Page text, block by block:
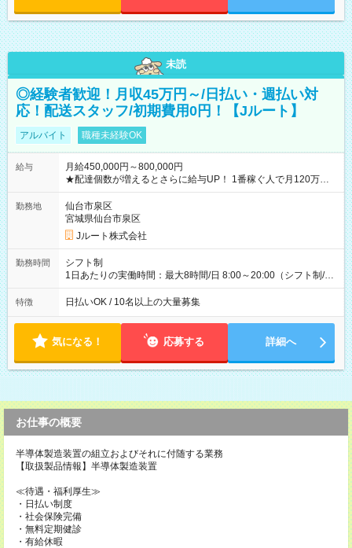
未読
◎経験者歓迎！月収45万円～/日払い・週払い対
応！配送スタッフ/初期費用0円！【Jルート】
アルバイト 職種未経験OK
給与
月給450,000円～800,000円
★配達個数が増えるとさらに給与UP！ 1番稼ぐ人で月120万ほ
ど！ ・主要都市エリア 月収55万円／週5日稼働 月収65万~112
万円／週6日稼働 ・地方郊外エリア 月収40万円／週5日稼働 月
収40万円~50万円／週6日稼働 ＜モデルイメージ＞ ■月収50万
円 (27歳男性/江東区在住)※元建築関係 1日150個配達×25日勤務
(日休み) ■月収80万円(43歳男性/墨田区在住)※元営業 1日200個
勤務地
仙台市泉区
宮城県仙台市泉区
Jルート株式会社
勤務時間
シフト制
1日あたりの実働時間：最大8時間/日 8:00～20:00（シフト制/実
働8時間） ※週5日勤務（場所次第では週4も有り） ※配達状況
によって時間外での勤務可能性有り ※案件により多少の前後あ
特徴 日払いOK / 10名以上の大量募集
気になる！ 応募する 詳細へ
お仕事の概要
半導体製造装置の組立およびそれに付随する業務
【取扱製品情報】半導体製造装置
≪待遇・福利厚生≫
・日払い制度
・社会保険完備
・無料定期健診
・有給休暇